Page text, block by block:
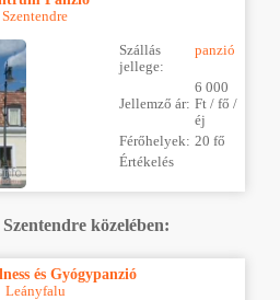
Szentendre
Szállás
jellege:
panzió
Jellemző ár:
6 000
Ft / fő /
éj
Férőhelyek: 20 fő
Értékelés
közelében:
és Gyógypanzió
Leányfalu